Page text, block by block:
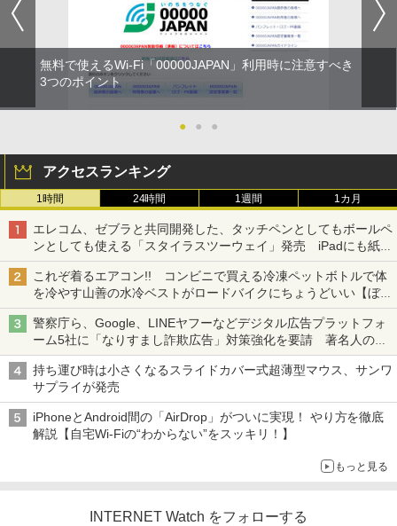
無料で使えるWi-Fi「00000JAPAN」利用時に注意すべき
3つのポイント
● ● ●
アクセスランキング
1時間 24時間 1週間 1カ月
エレコム、ゼブラと共同開発した、タッチペンとしてもボールペ
ンとしても使える「スタイラスツーウェイ」発売 iPadにも紙に
も、持ち替えずに書き込める
これぞ着るエアコン!! コンビニで買える冷凍ペットボトルで体
を冷やす山善の水冷ベストがロードバイクにちょうどいい【ぼっ
ち・ざ・ろーど！その14】【空いた時間でなにしてる？】
警察庁ら、Google、LINEヤフーなどデジタル広告プラットフォ
ーム5社に「なりすまし詐欺広告」対策強化を要請 著名人の写
真や映像を使った投資詐欺などへの対策として
持ち運び時は小さくなるスライドカバー式超薄型マウス、サンワ
サプライが発売
iPhoneとAndroid間の「AirDrop」がついに実現！ やり方を徹底
解説【自宅Wi-Fiの“わからない”をスッキリ！】
もっと見る
INTERNET Watch をフォローする